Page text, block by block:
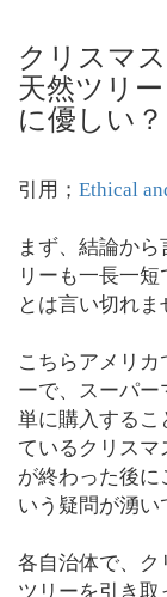
クリスマ
天然ツリ
に優しい？
引用； Ethical
まず、結論か
リーも一長一短
とは言い切れま
こちらアメリカ
ーで、スーパ
単に購入するこ
ているクリスマ
が終わった後に
いう疑問が湧い
各自治体で、ク
ツリーを引き